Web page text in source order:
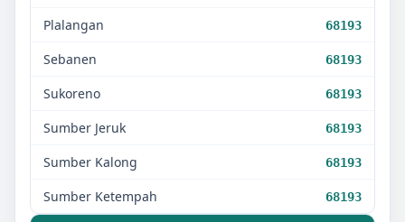
Plalangan 68193
Sebanen 68193
Sukoreno 68193
Sumber Jeruk 68193
Sumber Kalong 68193
Sumber Ketempah 68193